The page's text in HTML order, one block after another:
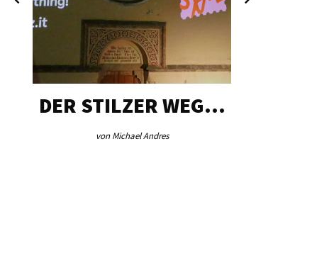
DER STILZER WEG…
von Michael Andres